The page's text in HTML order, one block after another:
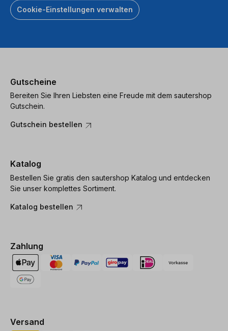
Cookie-Einstellungen verwalten
Gutscheine
Bereiten Sie Ihren Liebsten eine Freude mit dem sautershop
Gutschein.
Gutschein bestellen
Katalog
Bestellen Sie gratis den sautershop Katalog und entdecken
Sie unser komplettes Sortiment.
Katalog bestellen
Zahlung
Versand